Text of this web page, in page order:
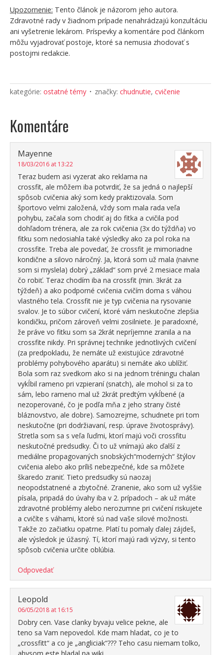
Upozornenie: Tento článok je názorom jeho autora.
Zdravotné rady v žiadnom prípade nenahrádzajú konzultáciu
ani vyšetrenie lekárom. Príspevky a komentáre pod článkom
môžu vyjadrovať postoje, ktoré sa nemusia zhodovať s
postojmi redakcie.
kategórie: ostatné témy značky: chudnutie, cvičenie
Komentáre
Mayenne
18/03/2016 at 13:22
Teraz budem asi vyzerat ako reklama na
crossfit, ale môžem iba potvrdiť, že sa jedná o najlepší
spôsob cvičenia aký som kedy praktizovala. Som
športovo velmi založená, vždy som mala rada veľa
pohybu, začala som chodiť aj do fitka a cvičila pod
dohľadom trénera, ale za rok cvičenia (3x do týždňa) vo
fitku som nedosiahla také výsledky ako za pol roka na
crossfite. Treba ale povedať, že crossfit je mimoriadne
kondične a silovo náročný. Ja, ktorá som už mala (naivne
som si myslela) dobrý „základ“ som prvé 2 mesiace mala
čo robiť. Teraz chodím iba na crossfit (min. 3krát za
týždeň) a ako podporné cvičenia cvičím doma s váhou
vlastného tela. Crossfit nie je typ cvičenia na rysovanie
svalov. Je to súbor cvičení, ktoré vám neskutočne zlepšia
kondičku, pričom zároveň velmi zosilniete. Je paradoxné,
že práve vo fitku som sa 2krát nepríjemne zranila a na
crossfite nikdy. Pri správnej technike jednotlivých cvičení
(za predpokladu, že nemáte už existujúce zdravotné
problémy pohybového aparátu) si nemáte ako ublížiť.
Bola som raz svedkom ako si na jednom tréningu chalan
vykĺbil rameno pri vzpieraní (snatch), ale mohol si za to
sám, lebo rameno mal už 2krát predtým vykĺbené (a
nezoperované, čo je podľa mňa z jeho strany čisté
bláznovstvo, ale dobre). Samozrejme, schudnete pri tom
neskutočne (pri dodržiavaní, resp. úprave životosprávy).
Stretla som sa s veľa ľuďmi, ktorí majú voči crossfitu
neskutočné predsudky. Či to už vnímajú ako ďalší z
mediálne propagovaných snobských“moderných“ štýlov
cvičenia alebo ako príliš nebezpečné, kde sa môžete
škaredo zraniť. Tieto predsudky sú naozaj
neopodstatnené a zbytočné. Zranenie, ako som už vyššie
písala, pripadá do úvahy iba v 2. prípadoch – ak už máte
zdravotné problémy alebo nerozumne pri cvičení riskujete
a cvičíte s váhami, ktoré sú nad vaše silové možnosti.
Takže zo začiatku opatrne. Platí tu pomaly ďalej zájdeš,
ale výsledok je úžasný. Tí, ktorí majú radi výzvy, si tento
spôsob cvičenia určite oblúbia.
Odpovedať
Leopold
06/05/2018 at 16:15
Dobry cen. Vase clanky byvaju velice pekne, ale
teno sa Vam nepovedol. Kde mam hladat, co je to
„crossfitt“ a co je „angliciak“??? Teho casu niemam tolko,
abysom este hladal na wiki…